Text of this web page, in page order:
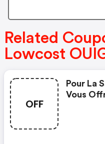
Related
Lowcost
OFF
Pour La
Vous
Trajets